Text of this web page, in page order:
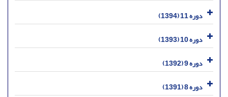
دوره 11 (1394)
دوره 10 (1393)
دوره 9 (1392)
دوره 8 (1391)